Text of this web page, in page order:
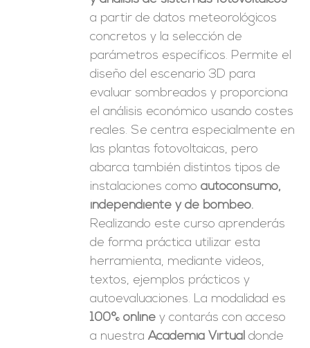
a partir de datos meteorológicos
concretos y la selección de
parámetros específicos. Permite el
diseño del escenario 3D para
evaluar sombreados y proporciona
el análisis económico usando costes
reales. Se centra especialmente en
las plantas fotovoltaicas, pero
abarca también distintos tipos de
instalaciones comoautoconsumo,
independiente y de bombeo.
Realizando este curso aprenderás
de forma práctica utilizar esta
herramienta, mediante videos,
textos, ejemplos prácticos y
autoevaluaciones. La modalidad es
100% online y contarás con acceso
a nuestraAcademia Virtual donde